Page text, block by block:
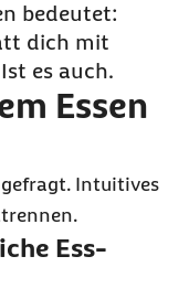
sein
bereits in dir
Intuitiven
bedeutet:
dich mit
es auch.
Essen
Intuitives
Ess-